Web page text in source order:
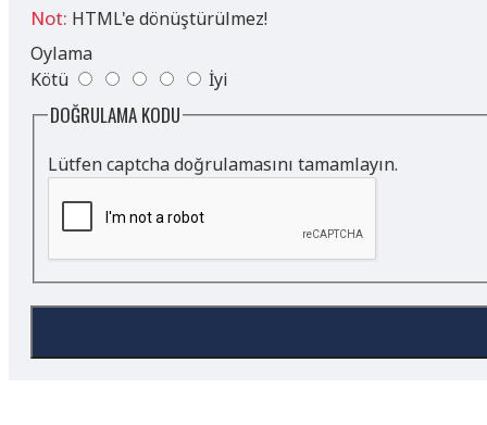
Not: HTML'e dönüştürülmez!
Oylama
Kötü
İyi
DOĞRULAMA KODU
Lütfen captcha doğrulamasını tamamlayın.